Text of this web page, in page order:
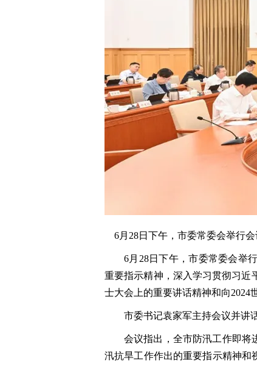
6月28日下午，市委常委会举行
6月28日下午，市委常委会举
重要指示精神，深入学习贯彻习近
士大会上的重要讲话精神和向2024
市委书记袁家军主持会议并讲话
会议指出，全市防汛工作即将
汛抗旱工作作出的重要指示精神和